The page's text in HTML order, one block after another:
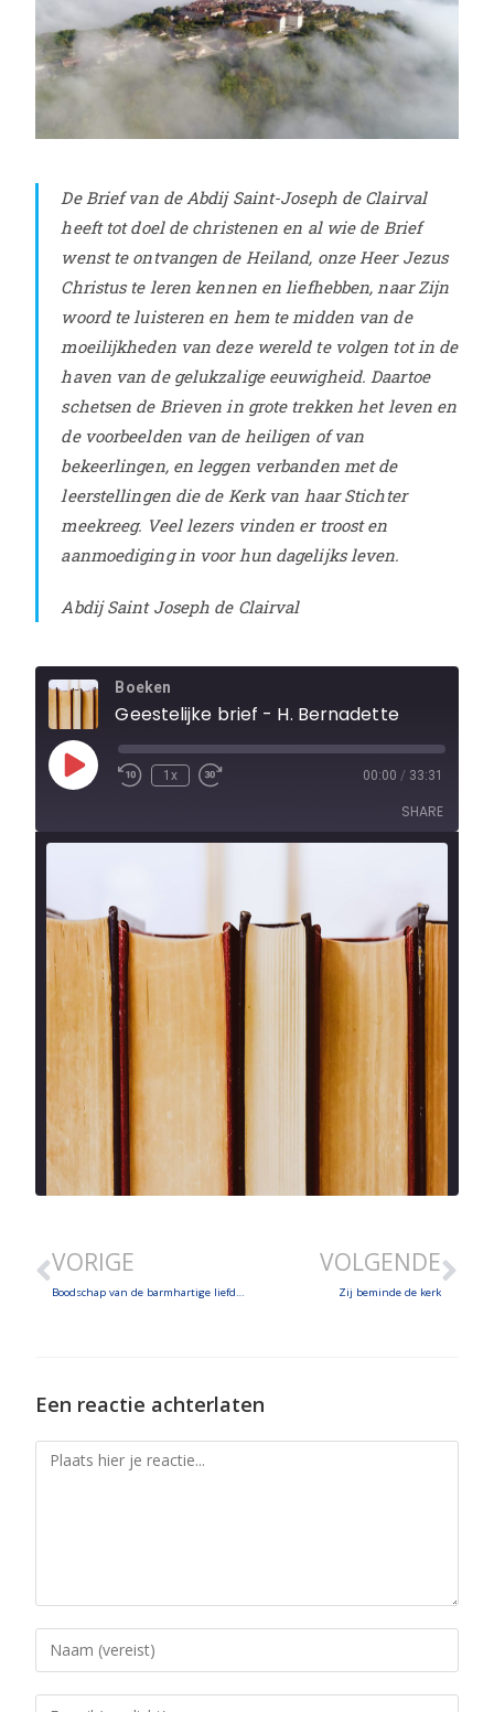
De Brief van de Abdij Saint-Joseph de Clairval
heeft tot doel de christenen en al wie de Brief
wenst te ontvangen de Heiland, onze Heer Jezus
Christus te leren kennen en liefhebben, naar Zijn
woord te luisteren en hem te midden van de
moeilijkheden van deze wereld te volgen tot in de
haven van de gelukzalige eeuwigheid. Daartoe
schetsen de Brieven in grote trekken het leven en
de voorbeelden van de heiligen of van
bekeerlingen, en leggen verbanden met de
leerstellingen die de Kerk van haar Stichter
meekreeg. Veel lezers vinden er troost en
aanmoediging in voor hun dagelijks leven.
Abdij Saint Joseph de Clairval
Boeken
Geestelijke brief - H. Bernadette
1x 00:00 / 33:31
SHARE
SHARE
Geestelijke brief - H. Bernadette
Feb 2, 2024 • 33:31
VORIGE VOLGENDE
Zij beminde de kerk
Een reactie achterlaten